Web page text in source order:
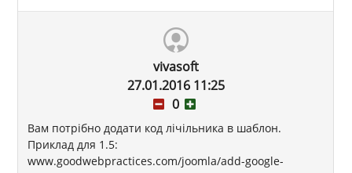
vivasoft
27.01.2016 11:25
0
Вам потрібно додати код лічільника в шаблон.
Приклад для 1.5:
www.goodwebpractices.com/joomla/add-google-